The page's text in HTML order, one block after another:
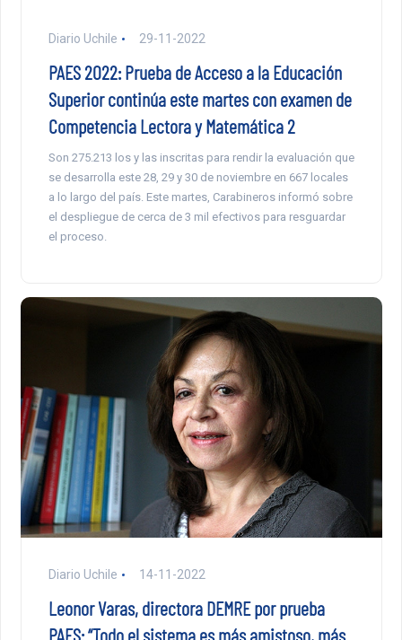
Diario Uchile 29-11-2022
PAES 2022: Prueba de Acceso a la Educación
Superior continúa este martes con examen de
Competencia Lectora y Matemática 2
Son 275.213 los y las inscritas para rendir la evaluación que
se desarrolla este 28, 29 y 30 de noviembre en 667 locales
a lo largo del país. Este martes, Carabineros informó sobre
el despliegue de cerca de 3 mil efectivos para resguardar
el proceso.
Diario Uchile 14-11-2022
Leonor Varas, directora DEMRE por prueba
PAES: “Todo el sistema es más amistoso, más